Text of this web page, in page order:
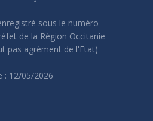
sous le numéro
de la Région Occitanie
pas agrément de l'Etat)
: 12/05/2026